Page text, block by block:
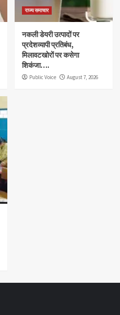
राज्य समाचार
नकली डेयरी उत्पादों पर
प्रदेशव्यापी प्रतिबंध,
मिलावटखोरों पर कसेगा
शिकंजा….
Public Voice August 7, 2026